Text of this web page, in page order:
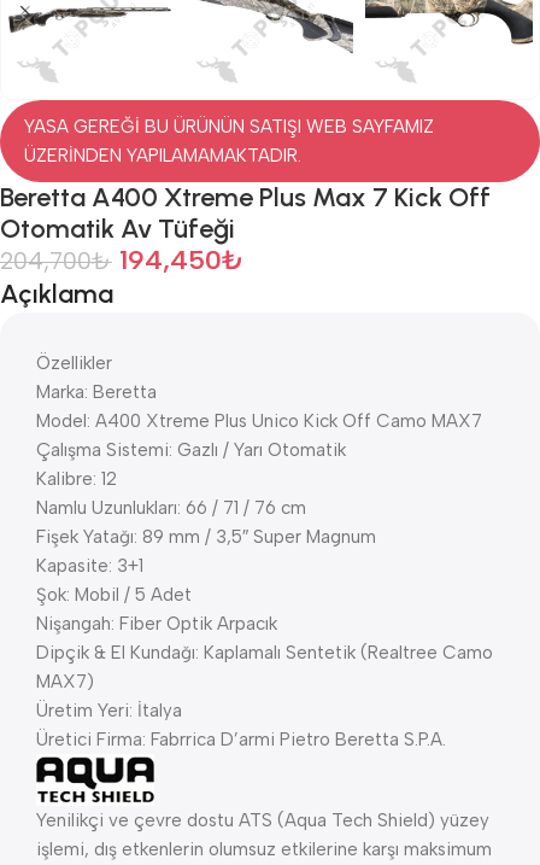
YASA GEREĞİ BU ÜRÜNÜN SATIŞI WEB SAYFAMIZ
ÜZERİNDEN YAPILAMAMAKTADIR.
Beretta A400 Xtreme Plus Max 7 Kick Off
Otomatik Av Tüfeği
204,700₺ 194,450₺
Açıklama
Özellikler
Marka: Beretta
Model: A400 Xtreme Plus Unico Kick Off Camo MAX7
Çalışma Sistemi: Gazlı / Yarı Otomatik
Kalibre: 12
Namlu Uzunlukları: 66 / 71 / 76 cm
Fişek Yatağı: 89 mm / 3,5″ Super Magnum
Kapasite: 3+1
Şok: Mobil / 5 Adet
Nişangah: Fiber Optik Arpacık
Dipçik & El Kundağı: Kaplamalı Sentetik (Realtree Camo
MAX7)
Üretim Yeri: İtalya
Üretici Firma: Fabrrica D’armi Pietro Beretta S.P.A.
Yenilikçi ve çevre dostu ATS (Aqua Tech Shield) yüzey
işlemi, dış etkenlerin olumsuz etkilerine karşı maksimum